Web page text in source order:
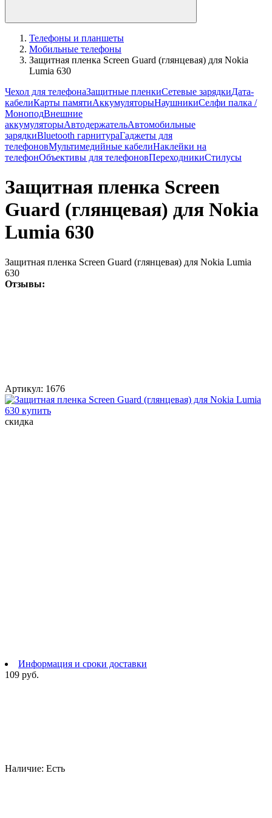
Телефоны и планшеты
Мобильные телефоны
Защитная пленка Screen Guard (глянцевая) для Nokia
Lumia 630
Чехол для телефонаЗащитные пленкиСетевые зарядкиДата-
кабелиКарты памятиАккумуляторыНаушникиСелфи палка /
МоноподВнешние
аккумуляторыАвтодержательАвтомобильные
зарядкиBluetooth гарнитураГаджеты для
телефоновМультимедийные кабелиНаклейки на
телефонОбъективы для телефоновПереходникиСтилусы
Защитная пленка Screen
Guard (глянцевая) для Nokia
Lumia 630
Защитная пленка Screen Guard (глянцевая) для Nokia Lumia
630
Отзывы:
Артикул: 1676
скидка
Информация и сроки доставки
109 руб.
Наличие: Есть